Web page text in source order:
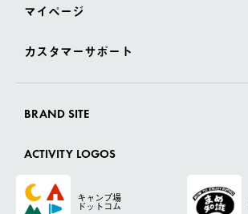
マイページ
カスタマーサポート
BRAND SITE
ACTIVITY LOGOS
キャンプ場
ドットコム